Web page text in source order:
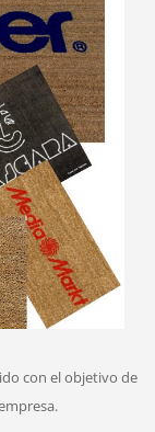
con el objetivo de